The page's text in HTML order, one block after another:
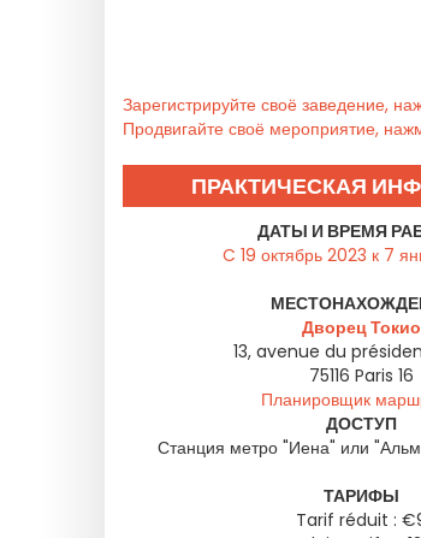
Зарегистрируйте своё заведение,
Продвигайте своё мероприятие,
ПРАКТИЧЕСКАЯ
ДАТЫ И ВРЕМЯ
C 19 октябрь 2023 к 7
Дворец Токио
13, avenue du
75116 Paris 16
Планировщик
ДОСТУП
Станция метро "Иена" или
ТАРИФЫ
Tarif réduit :